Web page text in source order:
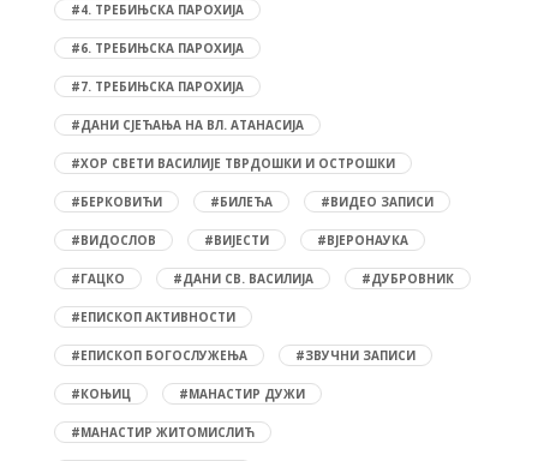
#4. ТРЕБИЊСКА ПАРОХИЈА
#6. ТРЕБИЊСКА ПАРОХИЈА
#7. ТРЕБИЊСКА ПАРОХИЈА
#ДАНИ СЈЕЋАЊА НА ВЛ. АТАНАСИЈА
#ХОР СВЕТИ ВАСИЛИЈЕ ТВРДОШКИ И ОСТРОШКИ
#БЕРКОВИЋИ #БИЛЕЋА #ВИДЕО ЗАПИСИ
#ВИДОСЛОВ #ВИЈЕСТИ #ВЈЕРОНАУКА
#ГАЦКО #ДАНИ СВ. ВАСИЛИЈА #ДУБРОВНИК
#ЕПИСКОП АКТИВНОСТИ
#ЕПИСКОП БОГОСЛУЖЕЊА #ЗВУЧНИ ЗАПИСИ
#КОЊИЦ #МАНАСТИР ДУЖИ
#МАНАСТИР ЖИТОМИСЛИЋ